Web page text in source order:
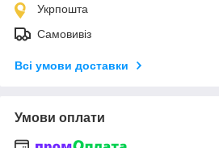
Укрпошта
Самовивіз
Всі умови доставки
Умови оплати